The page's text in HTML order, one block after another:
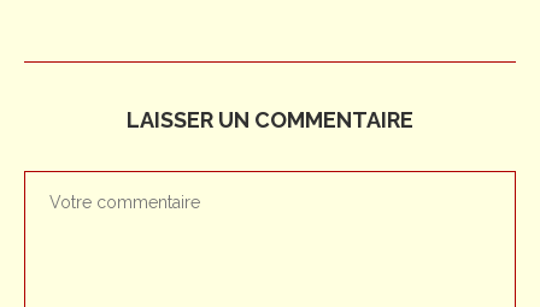
LAISSER UN COMMENTAIRE